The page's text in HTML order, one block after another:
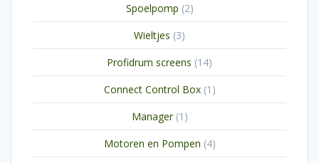
Spoelpomp 22
producten
Wieltjes 33
producten
Profidrum screens 1414
producten
Connect Control Box 1 1
product
Manager 1 1
product
Motoren en Pompen 44
producten